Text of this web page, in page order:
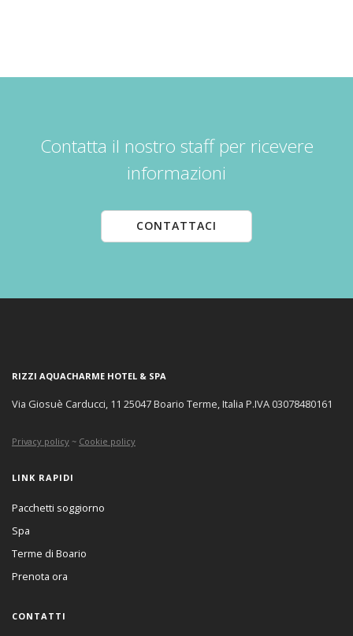
Contatta il nostro staff per ricevere
informazioni
CONTATTACI
RIZZI AQUACHARME HOTEL & SPA
Via Giosuè Carducci, 11 25047 Boario Terme, Italia P.IVA 03078480161
Privacy policy ~ Cookie policy
LINK RAPIDI
Pacchetti soggiorno
Spa
Terme di Boario
Prenota ora
CONTATTI